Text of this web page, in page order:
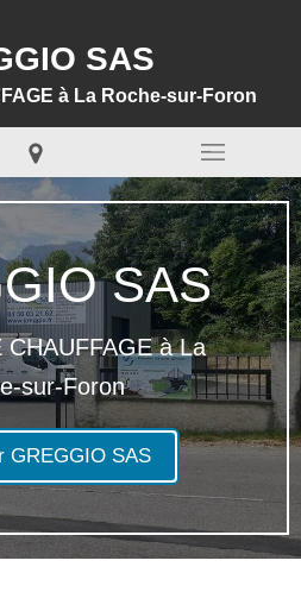
SAS
à La Roche-sur-Foron
SAS
CHAUFFAGE à La
sur-Foron
GREGGIO SAS